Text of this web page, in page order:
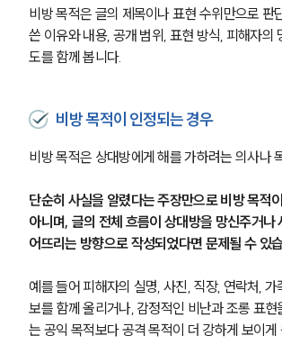
비방 목적은 글의 제목이나 표현 수위만으로 판
쓴 이유와 내용, 공개 범위, 표현 방식, 피해자의
도를 함께 봅니다.
비방 목적이 인정되는 경우
비방 목적은 상대방에게 해를 가하려는 의사나
단순히 사실을 알렸다는 주장만으로 비방 목적
아니며, 글의 전체 흐름이 상대방을 망신주거나
어뜨리는 방향으로 작성되었다면 문제될 수 있
예를 들어 피해자의 실명, 사진, 직장, 연락처,
보를 함께 올리거나, 감정적인 비난과 조롱 표현
는 공익 목적보다 공격 목적이 더 강하게 보이게